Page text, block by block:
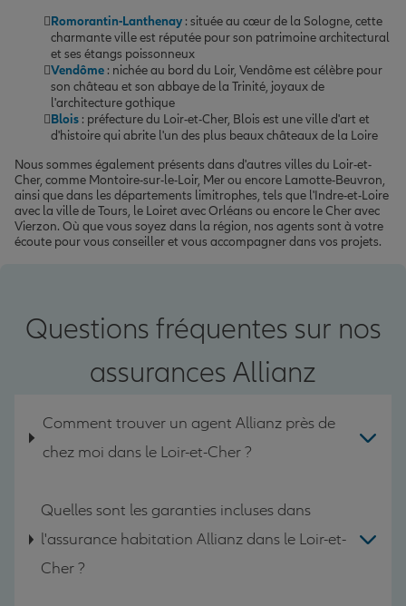
Romorantin-Lanthenay : située au cœur de la Sologne, cette
charmante ville est réputée pour son patrimoine architectural
et ses étangs poissonneux
Vendôme : nichée au bord du Loir, Vendôme est célèbre pour
son château et son abbaye de la Trinité, joyaux de
l'architecture gothique
Blois : préfecture du Loir-et-Cher, Blois est une ville d'art et
d'histoire qui abrite l'un des plus beaux châteaux de la Loire
Nous sommes également présents dans d'autres villes du Loir-et-
Cher, comme Montoire-sur-le-Loir, Mer ou encore Lamotte-Beuvron,
ainsi que dans les départements limitrophes, tels que l'Indre-et-Loire
avec la ville de Tours, le Loiret avec Orléans ou encore le Cher avec
Vierzon. Où que vous soyez dans la région, nos agents sont à votre
écoute pour vous conseiller et vous accompagner dans vos projets.
Questions fréquentes sur nos
assurances Allianz
Comment trouver un agent Allianz près de
chez moi dans le Loir-et-Cher ?
Quelles sont les garanties incluses dans
l'assurance habitation Allianz dans le Loir-et-
Cher ?